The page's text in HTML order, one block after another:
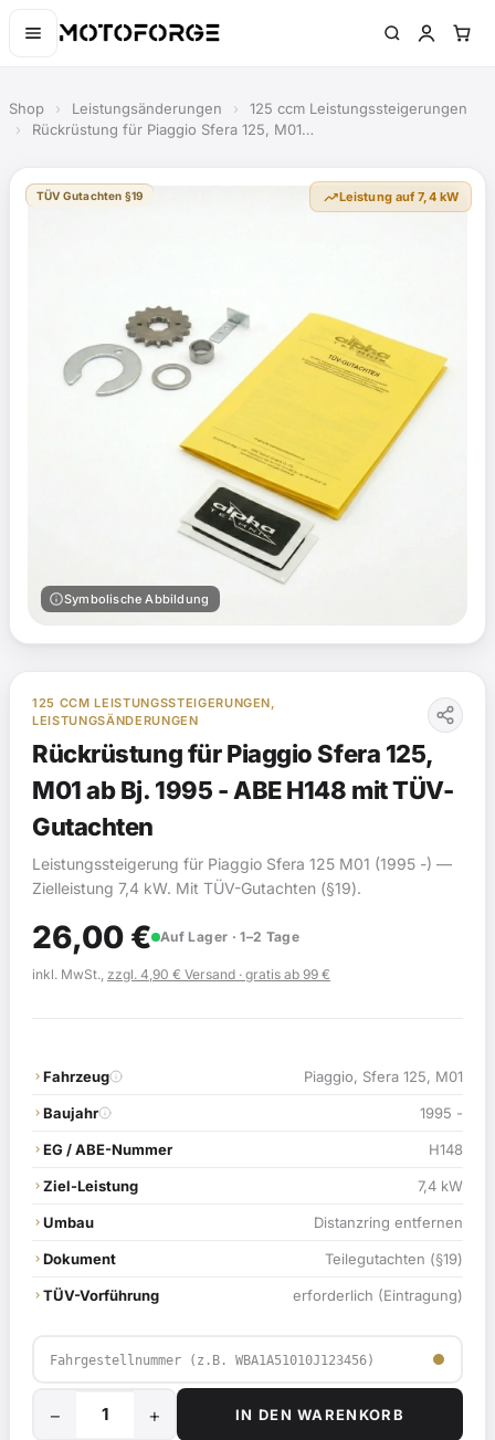
Shop › Leistungsänderungen ›
125 ccm Leistungssteigerungen
›
Rückrüstung für Piaggio Sfera 125, M01…
TÜV Gutachten §19 trending_upLeistung auf 7,4 kW
infoSymbolische Abbildung
125 CCM LEISTUNGSSTEIGERUNGEN,
LEISTUNGSÄNDERUNGEN
Rückrüstung für Piaggio Sfera 125,
M01 ab Bj. 1995 - ABE H148 mit TÜV-
Gutachten
Leistungssteigerung für Piaggio Sfera 125 M01 (1995 -) —
Zielleistung 7,4 kW. Mit TÜV-Gutachten (§19).
26,00 € Auf Lager · 1–2 Tage
inkl. MwSt., zzgl. 4,90 € Versand · gratis ab 99 €
Fahrzeug Piaggio, Sfera 125, M01
Baujahr 1995 -
EG / ABE-Nummer H148
Ziel-Leistung 7,4 kW
Umbau Distanzring entfernen
Dokument Teilegutachten (§19)
TÜV-Vorführung erforderlich (Eintragung)
Rückrüstung
− + IN DEN WARENKORB